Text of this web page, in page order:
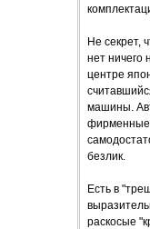
Не секрет,
нет ничего
центре
машины.
фирменные
безлик.
Есть в
раскосые